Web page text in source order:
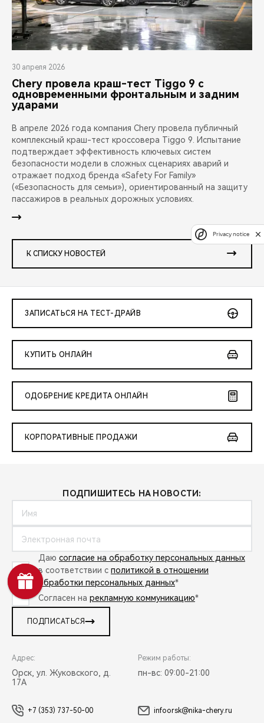
30 апреля 2026
Chery провела краш-тест Tiggo 9 с
одновременными фронтальным и задним
ударами
В апреле 2026 года компания Chery провела публичный
комплексный краш-тест кроссовера Tiggo 9. Испытание
подтверждает эффективность ключевых систем
безопасности модели в сложных сценариях аварий и
отражает подход бренда «Safety For Family»
(«Безопасность для семьи»), ориентированный на защиту
пассажиров в реальных дорожных условиях.
К СПИСКУ НОВОСТЕЙ
ЗАПИСАТЬСЯ НА ТЕСТ-ДРАЙВ
КУПИТЬ ОНЛАЙН
ОДОБРЕНИЕ КРЕДИТА ОНЛАЙН
КОРПОРАТИВНЫЕ ПРОДАЖИ
ПОДПИШИТЕСЬ НА НОВОСТИ:
Даю согласие на обработку персональных данных
в соответствии с политикой в отношении
обработки персональных данных*
Согласен на рекламную коммуникацию*
ПОДПИСАТЬСЯ
Адрес:
Орск, ул. Жуковского, д.
17А
Режим работы:
пн-вс: 09:00-21:00
+7 (353) 737-50-00 infoorsk@nika-chery.ru
Privacy notice